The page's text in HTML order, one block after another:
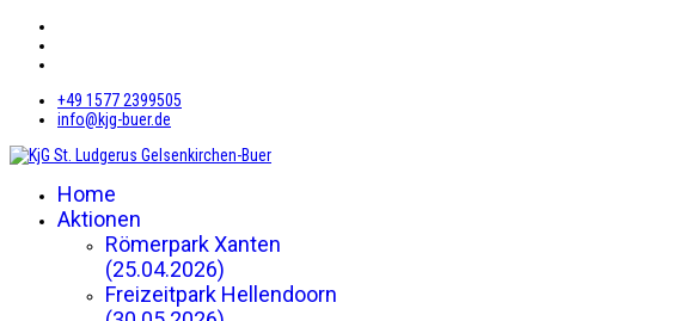
+49 1577 2399505
info@kjg-buer.de
Home
Aktionen
Römerpark Xanten
(25.04.2026)
Freizeitpark Hellendoorn